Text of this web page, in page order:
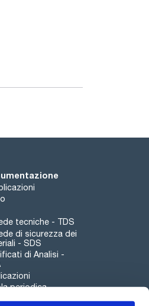
tecniche - TDS
di sicurezza dei
- SDS
di Analisi -
periodica